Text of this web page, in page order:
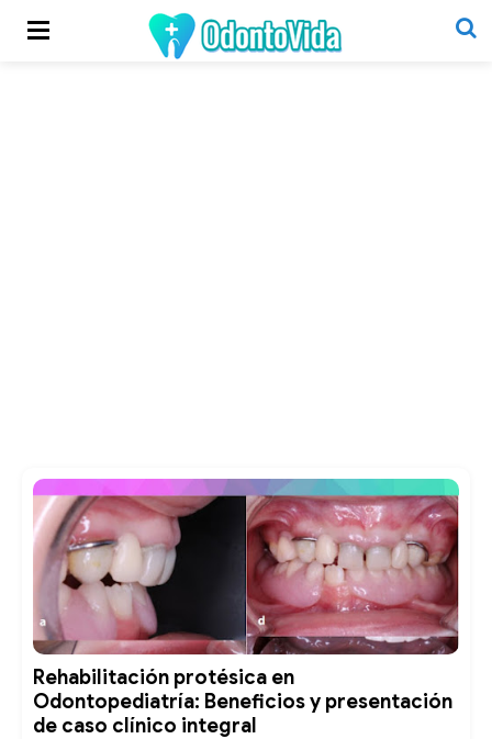
Rehabilitación protésica en
Odontopediatría: Beneficios y presentación
de caso clínico integral